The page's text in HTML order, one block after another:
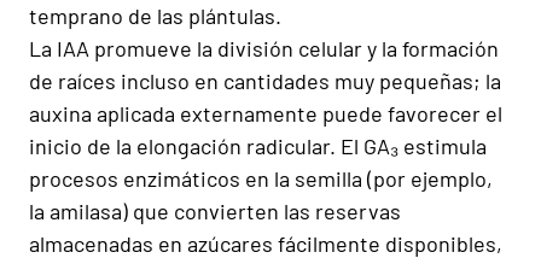
temprano de las plántulas.
La IAA promueve la división celular y la formación
de raíces incluso en cantidades muy pequeñas; la
auxina aplicada externamente puede favorecer el
inicio de la elongación radicular. El GA₃ estimula
procesos enzimáticos en la semilla (por ejemplo,
la amilasa) que convierten las reservas
almacenadas en azúcares fácilmente disponibles,